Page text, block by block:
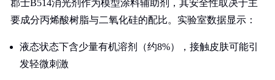
郡士B514消光剂作为模型涂料辅助剂，其安全性取决于主
要成分丙烯酸树脂与二氧化硅的配比。实验室数据显示：
液态状态下含少量有机溶剂（约8%），接触皮肤可能引
发轻微刺激